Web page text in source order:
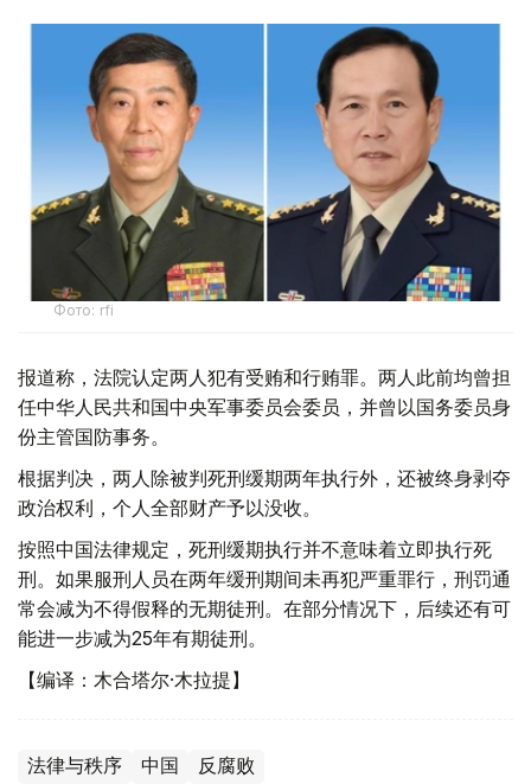
Фото: rfi
报道称，法院认定两人犯有受贿和行贿罪。两人此前均曾担
任中华人民共和国中央军事委员会委员，并曾以国务委员身
份主管国防事务。
根据判决，两人除被判死刑缓期两年执行外，还被终身剥夺
政治权利，个人全部财产予以没收。
按照中国法律规定，死刑缓期执行并不意味着立即执行死
刑。如果服刑人员在两年缓刑期间未再犯严重罪行，刑罚通
常会减为不得假释的无期徒刑。在部分情况下，后续还有可
能进一步减为25年有期徒刑。
【编译：木合塔尔·木拉提】
法律与秩序 中国 反腐败